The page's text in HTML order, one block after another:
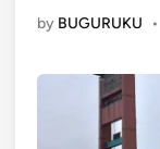
by BUGURUKU •